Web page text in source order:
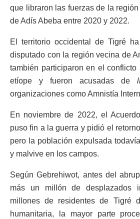
que libraron las fuerzas de la región
de Adís Abeba entre 2020 y 2022.
El territorio occidental de Tigré
disputado con la región vecina de
también participaron en el
etíope y fueron acusadas de
organizaciones como Amnistía
En noviembre de 2022, el
puso fin a la guerra y pidió el
pero la población expulsada
y malvive en los campos.
Según Gebrehiwot, antes del
más un millón de desplazados
millones de residentes de Tigré
humanitaria, la mayor parte